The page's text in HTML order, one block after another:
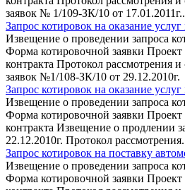
заявок № 1/109-ЗК/10 от
Запрос котировок на оказание
Извещение о проведении запроса
Форма котировочной заявки
контракта Протокол рассмотрения
заявок №1/108-ЗК/10 от 29.12.2010г.
Запрос котировок на оказание
Извещение о проведении запроса
Форма котировочной заявки
контракта Извещение о продлении
22.12.2010г. Протокол
Запрос котировок на поставку
Извещение о проведении запроса
Форма котировочной заявки